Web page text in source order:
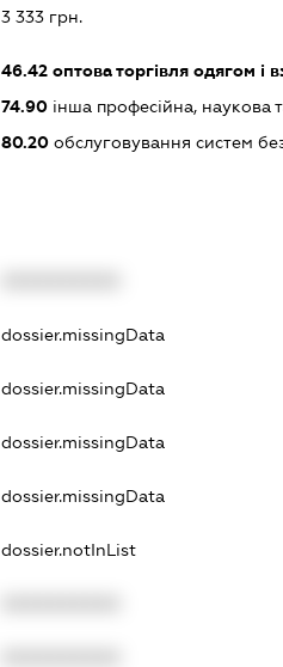
3 333 грн.
46.42оптова торгівля одягом і
74.90інша професійна, наукова
80.20обслуговування систем
dossier.missingData
dossier.missingData
dossier.missingData
dossier.missingData
dossier.notInList